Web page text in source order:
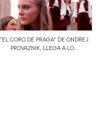
"EL CORO DE PRAGA" DE ONDŘEJ
PROVAZNIK, LLEGA A LO...